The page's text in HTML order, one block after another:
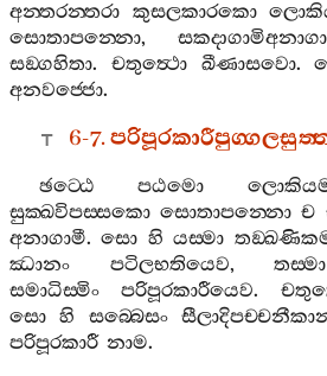
අන‍්තරන‍්තරා කුසලකාරකො
සොතාපන‍්නො,
සඞ‍්ගහිතා. චතුත්‍ථො ඛීණාසවො.
අනවජ‍්ජො.
6-7.
ඡට‍්ඨෙ පඨමො
සුක‍්ඛවිපස‍්සකො සොතාපන‍්නො ච
අනාගාමී.සො හි යස‍්මා
ඣානං
පටිලභතියෙව,තස‍්මා
සමාධිස‍්මිං
පරිපූරකාරීයෙව.
සො
හි සබ‍්බෙසං
පරිපූරකාරී නාම.